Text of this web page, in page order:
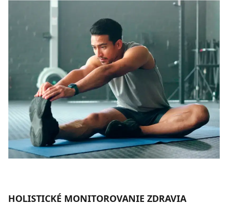
HOLISTICKÉ MONITOROVANIE ZDRAVIA